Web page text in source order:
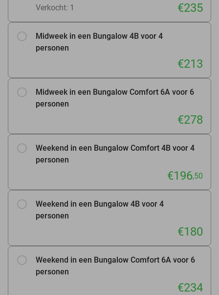
Verkocht: 1
€235
Midweek in een Bungalow 4B voor 4
personen
€213
Midweek in een Bungalow Comfort 6A voor 6
personen
€278
Weekend in een Bungalow Comfort 4B voor 4
personen
€196,50
Weekend in een Bungalow 4B voor 4
personen
€180
Weekend in een Bungalow Comfort 6A voor 6
personen
€234